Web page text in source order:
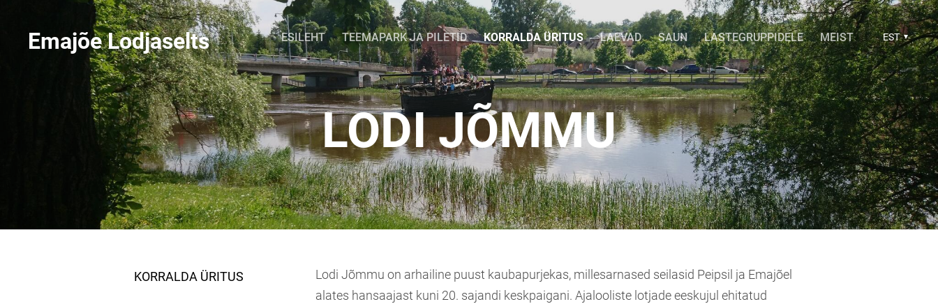
Emajõe Lodjaselts ESILEHT TEEMAPARK JA PILETID KORRALDA ÜRITUS LAEVAD SAUN LASTEGRUPPIDELE MEIST EST
LODI JÕMMU
KORRALDA ÜRITUS
Lodi Jõmmu on arhailine puust kaubapurjekas, millesarnased seilasid Peipsil ja Emajõel
alates hansaajast kuni 20. sajandi keskpaigani. Ajalooliste lotjade eeskujul ehitatud